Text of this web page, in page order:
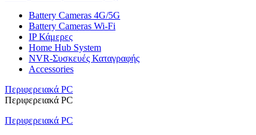
Battery Cameras 4G/5G
Battery Cameras Wi-Fi
IP Κάμερες
Home Hub System
NVR-Συσκευές Καταγραφής
Accessories
Περιφερειακά PC
Περιφερειακά PC
Περιφερειακά PC